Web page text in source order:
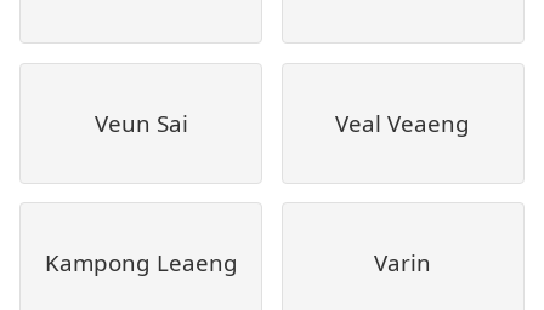
Veun Sai Veal Veaeng
Kampong Leaeng Varin